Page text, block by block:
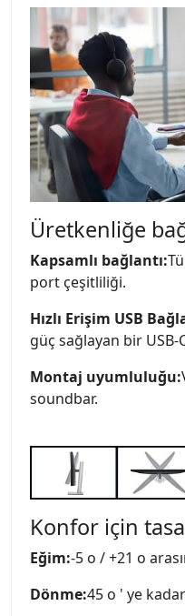
Üretkenliğe
Kapsamlı bağlantı:
port çeşitliliği.
Hızlı Erişim USB
güç sağlayan bir USB-
Montaj uyumluluğu:
soundbar.
Konfor için
Eğim:-5 o / +21 o
Dönme:45 o ' ye